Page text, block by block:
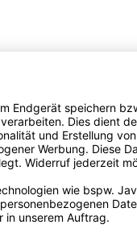
einer empirischen